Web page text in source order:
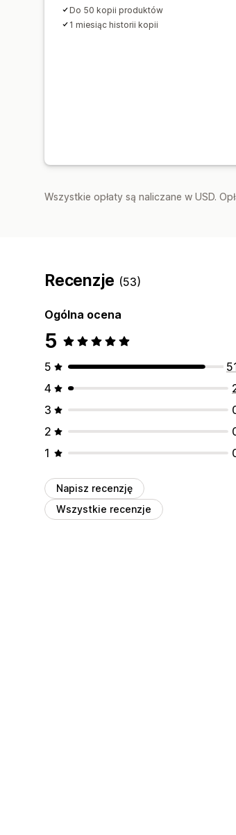
Do 50 kopii produktów
1 miesiąc historii kopii
Wszystkie opłaty są naliczane w USD.
Recenzje (53)
Ogólna ocena
5
5
4
3
2
1
Napisz recenzję
Wszystkie recenzje